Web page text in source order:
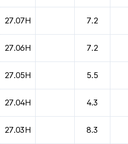
27.07H 7.2
27.06H 7.2
27.05H 5.5
27.04H 4.3
27.03H 8.3